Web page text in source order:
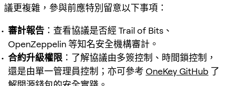
議更複雜，參與前應特別留意以下事項：
審計報告 ：查看協議是否經 Trail of Bits、
OpenZeppelin 等知名安全機構審計。
合約升級權限 ：了解協議由多簽控制、時間鎖控制，
還是由單一管理員控制；亦可參考 OneKey GitHub 了